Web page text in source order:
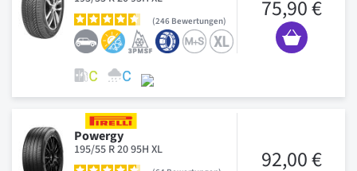
246 Bewertungen 75,90 €
Powergy
195/55 R 20 95H XL 92,00 €